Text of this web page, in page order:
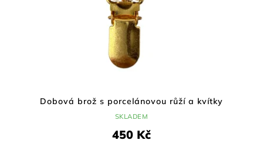
Dobová brož s porcelánovou růží a kvítky
450 Kč
SKLADEM